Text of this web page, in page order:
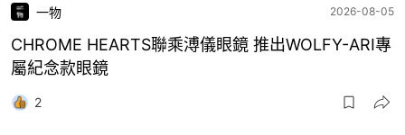
一物 2026-08-05
CHROME HEARTS聯乘溥儀眼鏡 推出WOLFY-ARI專
屬紀念款眼鏡
2